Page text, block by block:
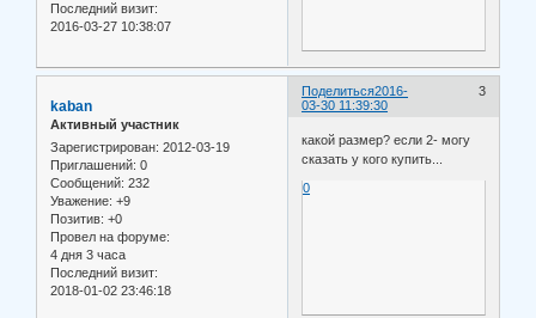
Последний визит:
2016-03-27 10:38:07
Поделиться 3
2016-
03-30 11:39:30
kaban
Активный участник
Зарегистрирован: 2012-03-19
Приглашений: 0
Сообщений: 232
Уважение: +9
Позитив: +0
Провел на форуме:
4 дня 3 часа
Последний визит:
2018-01-02 23:46:18
какой размер? если 2- могу
сказать у кого купить...
0